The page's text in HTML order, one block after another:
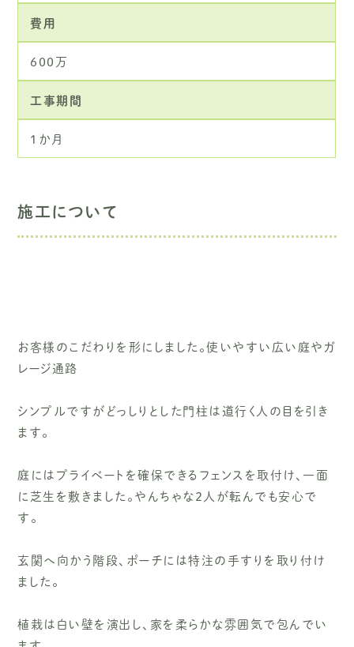
費用
６００万
工事期間
１か月
施工について
お客様のこだわりを形にしました。使いやすい広い庭やガ
レージ通路
シンプルですがどっしりとした門柱は道行く人の目を引き
ます。
庭にはプライベートを確保できるフェンスを取付け、一面
に芝生を敷きました。やんちゃな２人が転んでも安心で
す。
玄関へ向かう階段、ポーチには特注の手すりを取り付け
ました。
植栽は白い壁を演出し、家を柔らかな雰囲気で包んでい